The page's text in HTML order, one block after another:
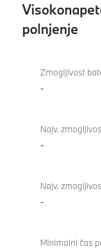
polnjenje
voltna
baterija,
M8
Coupé
Zmogljivost
-
Najv.
-
Najv.
-
Minimalni čas